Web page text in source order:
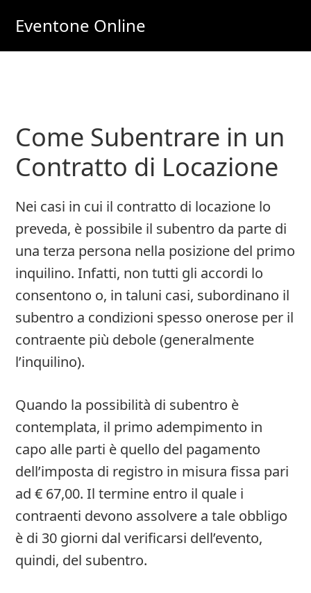
main
primary
Eventone Online
e
Soldi
Online
Come Subentrare in un
Contratto di Locazione
Nei casi in cui il contratto di locazione lo
preveda, è possibile il subentro da parte di
una terza persona nella posizione del primo
inquilino. Infatti, non tutti gli accordi lo
consentono o, in taluni casi, subordinano il
subentro a condizioni spesso onerose per il
contraente più debole (generalmente
l’inquilino).
Quando la possibilità di subentro è
contemplata, il primo adempimento in
capo alle parti è quello del pagamento
dell’imposta di registro in misura fissa pari
ad € 67,00. Il termine entro il quale i
contraenti devono assolvere a tale obbligo
è di 30 giorni dal verificarsi dell’evento,
quindi, del subentro.